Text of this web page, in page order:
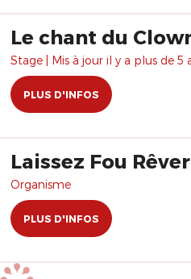
Le chant du
Stage | Mis à jour il y a plus de 5
PLUS D'INFOS
Laissez Fou Rêver
Organisme
PLUS D'INFOS